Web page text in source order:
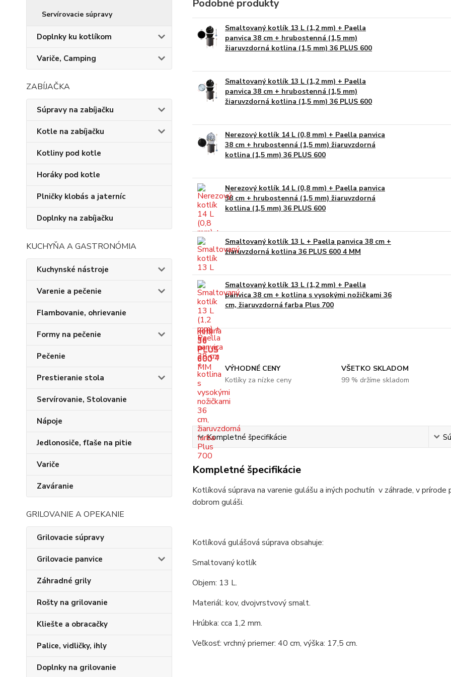
Servírovacie súpravy
Doplnky ku kotlíkom
Variče, Camping
ZABÍJAČKA
Súpravy na zabíjačku
Kotle na zabíjačku
Kotliny pod kotle
Horáky pod kotle
Plničky klobás a jaterníc
Doplnky na zabíjačku
KUCHYŇA A GASTRONÓMIA
Kuchynské nástroje
Varenie a pečenie
Flambovanie, ohrievanie
Formy na pečenie
Pečenie
Prestieranie stola
Servírovanie, Stolovanie
Nápoje
Jedlonosiče, fľaše na pitie
Variče
Zaváranie
GRILOVANIE A OPEKANIE
Grilovacie súpravy
Grilovacie panvice
Záhradné grily
Rošty na grilovanie
Kliešte a obracačky
Palice, vidličky, ihly
Doplnky na grilovanie
Podobné produkty
Smaltovaný kotlík 13 L (1,2 mm) + Paella
panvica 38 cm + hrubostenná (1,5 mm)
žiaruvzdorná kotlina (1,5 mm) 36 PLUS 600
Smaltovaný kotlík 13 L (1,2 mm) + Paella
panvica 38 cm + hrubostenná (1,5 mm)
žiaruvzdorná kotlina (1,5 mm) 36 PLUS 600
Nerezový kotlík 14 L (0,8 mm) + Paella panvica
38 cm + hrubostenná (1,5 mm) žiaruvzdorná
kotlina (1,5 mm) 36 PLUS 600
Nerezový kotlík 14 L (0,8 mm) + Paella panvica
38 cm + hrubostenná (1,5 mm) žiaruvzdorná
kotlina (1,5 mm) 36 PLUS 600
Smaltovaný kotlík 13 L + Paella panvica 38 cm +
žiaruvzdorná kotlina 36 PLUS 600 4 MM
Smaltovaný kotlík 13 L (1,2 mm) + Paella
panvica 38 cm + kotlina s vysokými nožičkami 36
cm, žiaruvzdorná farba Plus 700
VÝHODNÉ CENY
Kotlíky za nízke ceny
VŠETKO SKLADOM
99 % držíme skladom
Kompletné špecifikácie
Kompletné špecifikácie
Kotlíková súprava na varenie gulášu a iných pochutín v záhrade, v
dobrom guláši.
Kotlíková gulášová súprava obsahuje:
Smaltovaný kotlík
Objem: 13 L.
Materiál: kov, dvojvrstvový smalt.
Hrúbka: cca 1,2 mm.
Veľkosť: vrchný priemer: 40 cm, výška: 17,5 cm.